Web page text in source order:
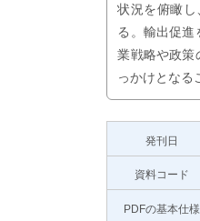
状況を俯瞰
る。輸出促
業戦略や政策
っかけとなる
発刊日
資料コード
PDFの基本仕様